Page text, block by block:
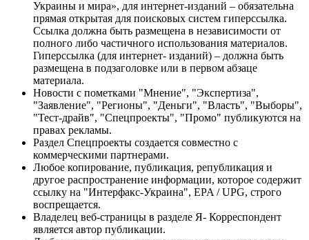
Украины и мира», для интернет-изданий – обязательна
прямая открытая для поисковых систем гиперссылка.
Ссылка должна быть размещена в независимости от
полного либо частичного использования материалов.
Гиперссылка (для интернет- изданий) – должна быть
размещена в подзаголовке или в первом абзаце
материала.
Новости с пометками "Мнение", "Экспертиза",
"Заявление", "Регионы", "Деньги", "Власть", "Выборы",
"Тест-драйв", "Спецпроекты", "Промо" публикуются на
правах рекламы.
Раздел Спецпроекты создается совместно с
коммерческими партнерами.
Любое копирование, публикация, републикация и
другое распространение информации, которое содержит
ссылку на "Интерфакс-Украина", EPA / UPG, строго
воспрещается.
Владелец веб-страницы в разделе Я- Корреспондент
является автор публикации.